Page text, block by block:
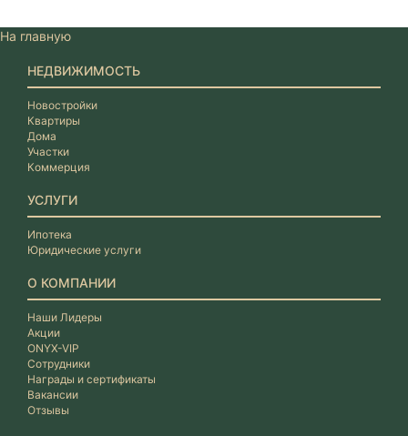
На главную
НЕДВИЖИМОСТЬ
Новостройки
Квартиры
Дома
Участки
Коммерция
УСЛУГИ
Ипотека
Юридические услуги
О КОМПАНИИ
Наши Лидеры
Акции
ONYX-VIP
Сотрудники
Награды и сертификаты
Вакансии
Отзывы